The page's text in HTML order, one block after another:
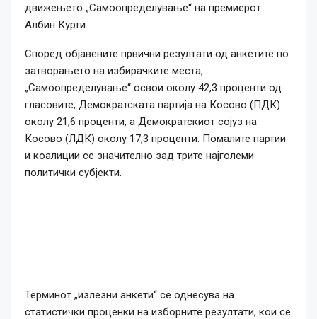
движењето „Самоопределување“ на премиерот
Албин Курти.
Според објавените првични резултати од анкетите по
затворањето на избирачките места,
„Самоопределување“ освои околу 42,3 проценти од
гласовите, Демократската партија на Косово (ПДК)
околу 21,6 проценти, а Демократскиот сојуз на
Косово (ЛДК) околу 17,3 проценти. Помалите партии
и коалиции се значително зад трите најголеми
политички субјекти.
Терминот „излезни анкети“ се однесува на
статистички проценки на изборните резултати, кои се